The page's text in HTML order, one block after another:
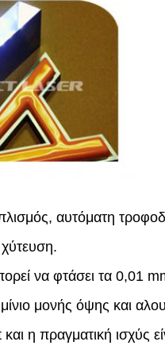
αυτόματη
να φτάσει τα 0,01
μονής όψης και
η πραγματική ισχύς